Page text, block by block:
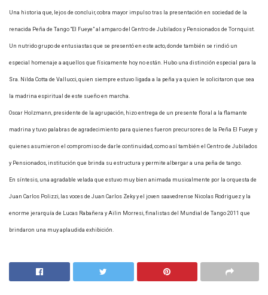
Una historia que, lejos de concluir, cobra mayor impulso tras la presentación en sociedad de la
renacida Peña de Tango “El Fueye” al amparo del Centro de Jubilados y Pensionados de Tornquist.
Un nutrido grupo de entusiastas que se presentó en este acto, donde también se rindió un
especial homenaje a aquellos que físicamente hoy no están. Hubo una distinción especial para la
Sra. Nilda Cotta de Vallucci, quien siempre estuvo ligada a la peña y a quien le solicitaron que sea
la madrina espiritual de este sueño en marcha.
Oscar Holzmann, presidente de la agrupación, hizo entrega de un presente floral a la flamante
madrina y tuvo palabras de agradecimiento para quienes fueron precursores de la Peña El Fueye y
quienes asumieron el compromiso de darle continuidad, como así también el Centro de Jubilados
y Pensionados, institución que brinda su estructura y permite albergar a una peña de tango.
En síntesis, una agradable velada que estuvo muy bien animada musicalmente por la orquesta de
Juan Carlos Polizzi, las voces de Juan Carlos Zeky y el joven saavedrense Nicolas Rodriguez y la
enorme jerarquía de Lucas Rabañera y Ailin Morresi, finalistas del Mundial de Tango 2011 que
brindaron una muy aplaudida exhibición.